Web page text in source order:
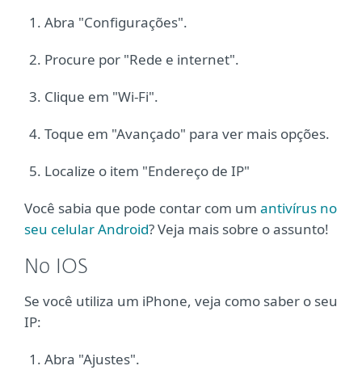
Abra "Configurações".
Procure por "Rede e internet".
Clique em "Wi-Fi".
Toque em "Avançado" para ver mais opções.
Localize o item "Endereço de IP"
Você sabia que pode contar com um antivírus no
seu celular Android? Veja mais sobre o assunto!
No IOS
Se você utiliza um iPhone, veja como saber o seu
IP:
Abra "Ajustes".